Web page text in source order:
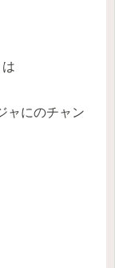
ャにのチャン